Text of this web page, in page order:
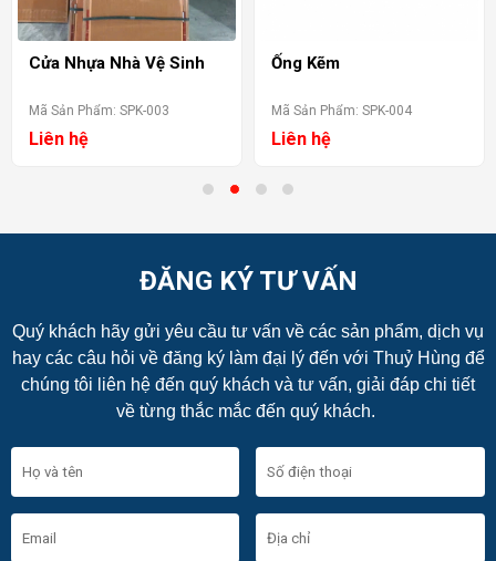
Cửa Nhựa Nhà Vệ Sinh
Mã Sản Phẩm: SPK-003
Liên hệ
Ống Kẽm
Mã Sản Phẩm: SPK-004
Liên hệ
ĐĂNG KÝ TƯ VẤN
Quý khách hãy gửi yêu cầu tư vấn về các sản phẩm, dịch vụ
hay các câu hỏi về đăng ký làm đại lý đến với Thuỷ Hùng để
chúng tôi liên hệ đến quý khách và tư vấn, giải đáp chi tiết
về từng thắc mắc đến quý khách.